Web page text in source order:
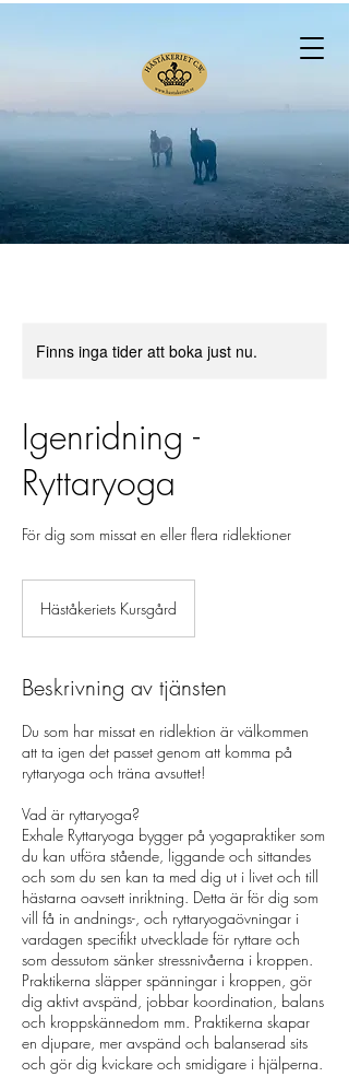
Finns inga tider att boka just nu.
Igenridning -
Ryttaryoga
För dig som missat en eller flera ridlektioner
Häståkeriets Kursgård
Beskrivning av tjänsten
Du som har missat en ridlektion är välkommen
att ta igen det passet genom att komma på
ryttaryoga och träna avsuttet!
Vad är ryttaryoga?
Exhale Ryttaryoga bygger på yogapraktiker som
du kan utföra stående, liggande och sittandes
och som du sen kan ta med dig ut i livet och till
hästarna oavsett inriktning. Detta är för dig som
vill få in andnings-, och ryttaryogaövningar i
vardagen specifikt utvecklade för ryttare och
som dessutom sänker stressnivåerna i kroppen.
Praktikerna släpper spänningar i kroppen, gör
dig aktivt avspänd, jobbar koordination, balans
och kroppskännedom mm. Praktikerna skapar
en djupare, mer avspänd och balanserad sits
och gör dig kvickare och smidigare i hjälperna.